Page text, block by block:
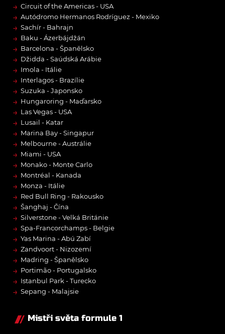
→ Circuit of the Americas - USA
→ Autódromo Hermanos Rodríguez - Mexiko
→ Sachír - Bahrajn
→ Baku - Ázerbájdžán
→ Barcelona - Španělsko
→ Džidda - Saúdská Arábie
→ Imola - Itálie
→ Interlagos - Brazílie
→ Suzuka - Japonsko
→ Hungaroring - Maďarsko
→ Las Vegas - USA
→ Lusail - Katar
→ Marina Bay - Singapur
→ Melbourne - Austrálie
→ Miami - USA
→ Monako - Monte Carlo
→ Montréal - Kanada
→ Monza - Itálie
→ Red Bull Ring - Rakousko
→ Šanghaj - Čína
→ Silverstone - Velká Británie
→ Spa-Francorchamps - Belgie
→ Yas Marina - Abú Zabí
→ Zandvoort - Nizozemí
→ Madring - Španělsko
→ Portimão - Portugalsko
→ Istanbul Park - Turecko
→ Sepang - Malajsie
Mistři světa formule 1